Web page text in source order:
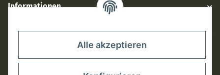
Alle akzeptieren
Informationen